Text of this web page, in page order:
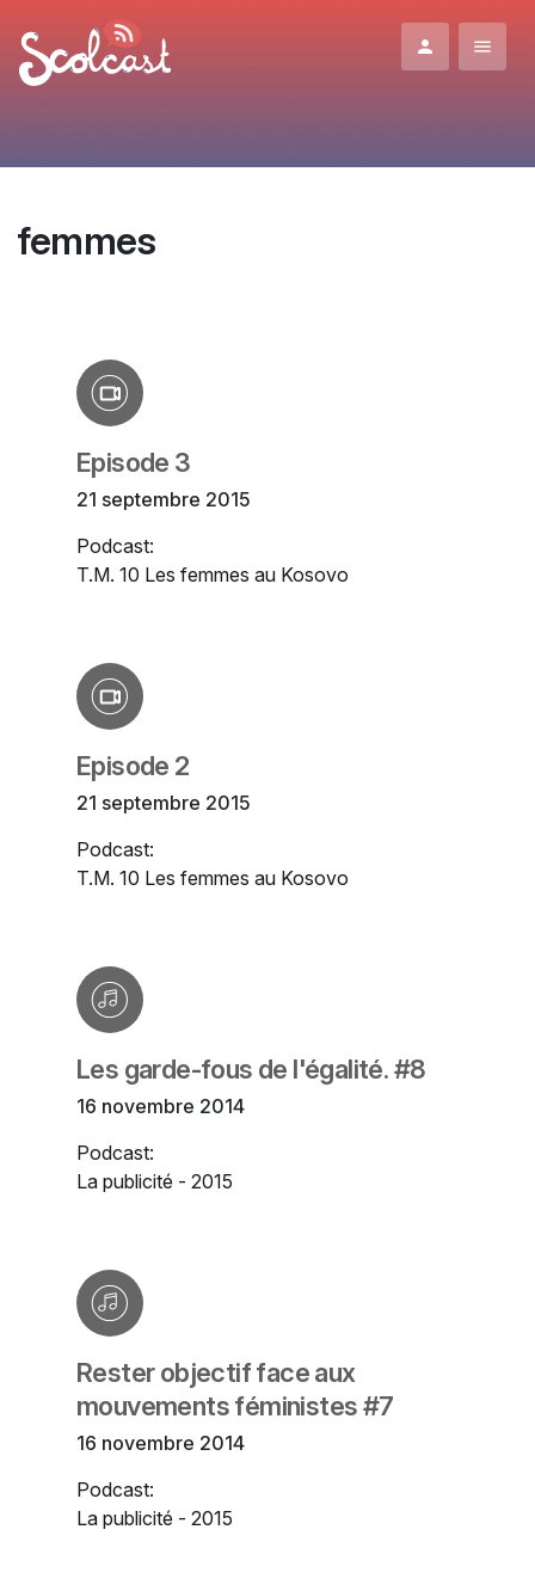
femmes
Episode 3
21 septembre 2015
Podcast:
T.M. 10 Les femmes au Kosovo
Episode 2
21 septembre 2015
Podcast:
T.M. 10 Les femmes au Kosovo
Les garde-fous de l'égalité. #8
16 novembre 2014
Podcast:
La publicité - 2015
Rester objectif face aux
mouvements féministes #7
16 novembre 2014
Podcast:
La publicité - 2015